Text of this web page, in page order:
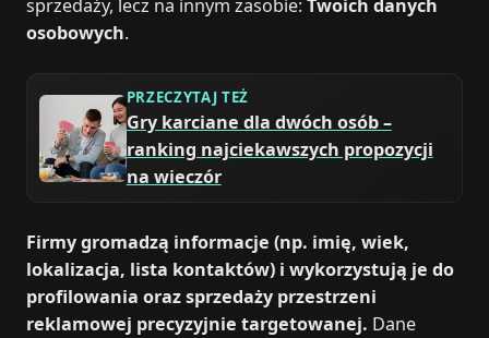
sprzedaży, lecz na innym zasobie: Twoich danych
osobowych.
PRZECZYTAJ TEŻ
Gry karciane dla dwóch osób –
ranking najciekawszych propozycji
na wieczór
Firmy gromadzą informacje (np. imię, wiek,
lokalizacja, lista kontaktów) i wykorzystują je do
profilowania oraz sprzedaży przestrzeni
reklamowej precyzyjnie targetowanej. Dane